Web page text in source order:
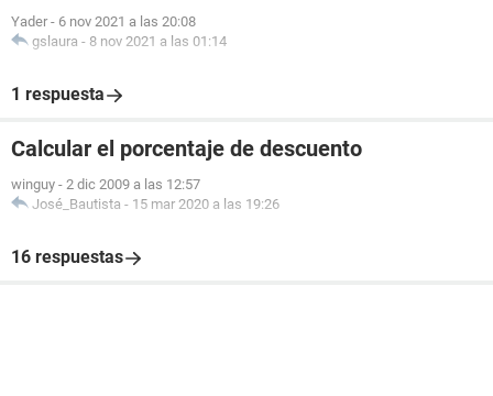
Yader - 6 nov 2021 a las 20:08
gslaura - 8 nov 2021 a las 01:14
1 respuesta
Calcular el porcentaje de descuento
winguy - 2 dic 2009 a las 12:57
José_Bautista - 15 mar 2020 a las 19:26
16 respuestas